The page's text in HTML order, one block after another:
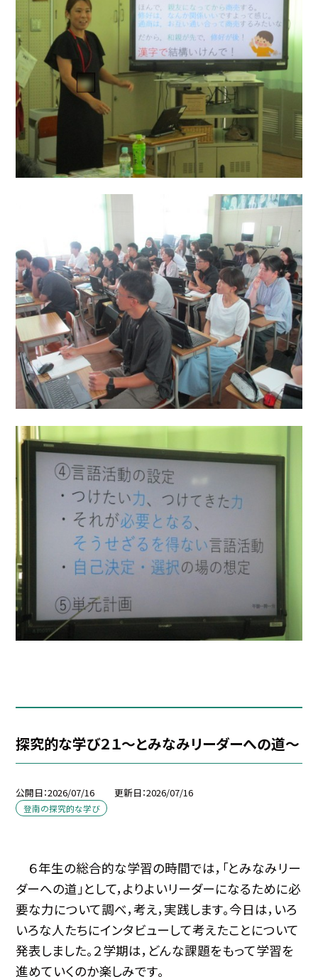
探究的な学び２１～とみなみリーダーへの道～
公開日 2026/07/16 更新日 2026/07/16
登南の探究的な学び
６年生の総合的な学習の時間では，「とみなみリー
ダーへの道」として，よりよいリーダーになるために必
要な力について調べ，考え，実践します。今日は，いろ
いろな人たちにインタビューして考えたことについて
発表しました。２学期は，どんな課題をもって学習を
進めていくのか楽しみです。